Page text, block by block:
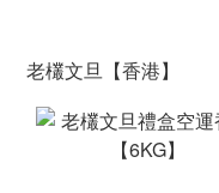
老欉文旦【香港】